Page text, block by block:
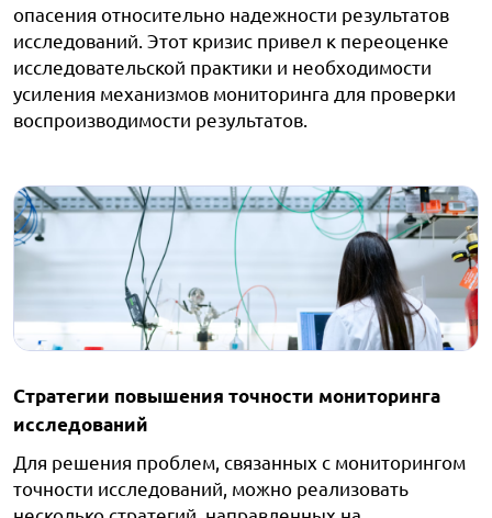
опасения относительно надежности результатов
исследований. Этот кризис привел к переоценке
исследовательской практики и необходимости
усиления механизмов мониторинга для проверки
воспроизводимости результатов.
Стратегии повышения точности мониторинга
исследований
Для решения проблем, связанных с мониторингом
точности исследований, можно реализовать